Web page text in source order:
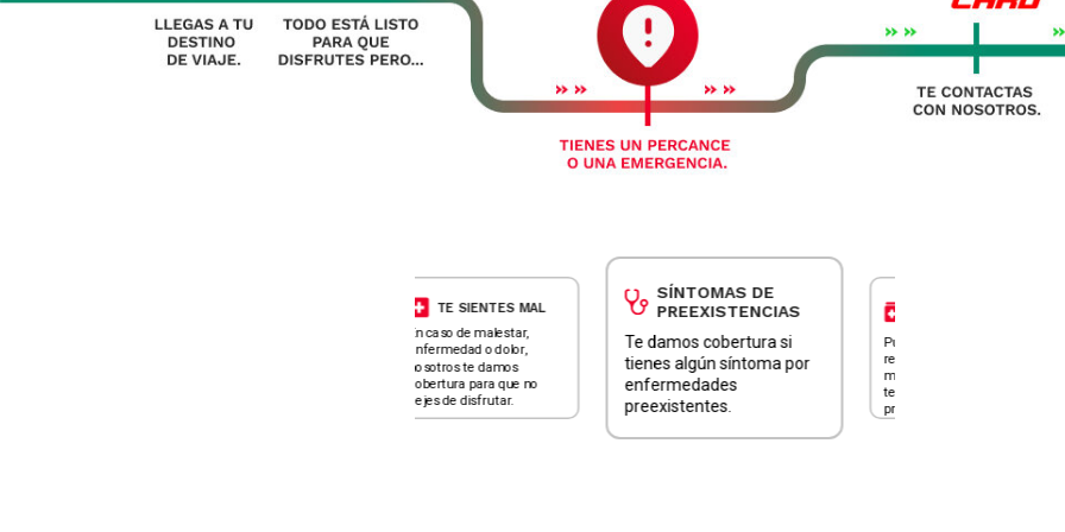
TE SIENTES MAL
En caso de malestar,
enfermedad o dolor,
nosotros te damos
cobertura para que no
dejes de disfrutar.
SÍNTOMAS DE
PREEXISTENCIAS
Te damos cobertura si
tienes algún síntoma por
enfermedades
preexistentes.
RECETA PARA
MEDICACIÓN
Puedes solicitar las
recetas para tu
medicación por
telemedicina o con un
profesional asignado.